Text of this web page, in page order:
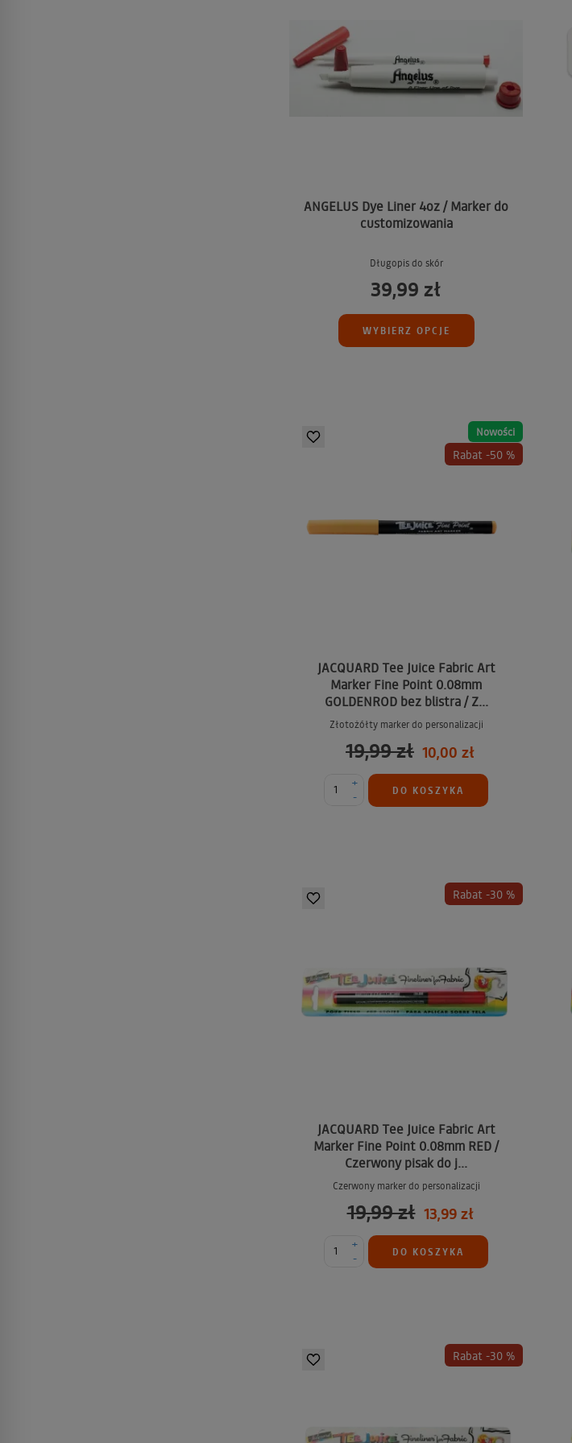
ANGELUS Dye Liner 4oz / Marker do
customizowania
Długopis do skór
39,99 zł
WYBIERZ OPCJE
Nowości
Rabat -50 %
JACQUARD Tee Juice Fabric Art
Marker Fine Point 0.08mm
GOLDENROD bez blistra / Z...
Złotożółty marker do personalizacji
19,99 zł 10,00 zł
-
+
DO KOSZYKA
Rabat -30 %
JACQUARD Tee Juice Fabric Art
Marker Fine Point 0.08mm RED /
Czerwony pisak do j...
Czerwony marker do personalizacji
19,99 zł 13,99 zł
-
+
DO KOSZYKA
Rabat -30 %